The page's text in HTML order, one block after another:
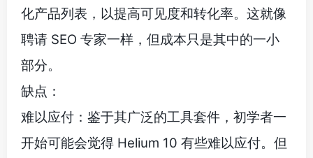
化产品列表，以提高可见度和转化率。这就像
聘请 SEO 专家一样，但成本只是其中的一小
部分。
缺点：
难以应付：鉴于其广泛的工具套件，初学者一
开始可能会觉得 Helium 10 有些难以应付。但